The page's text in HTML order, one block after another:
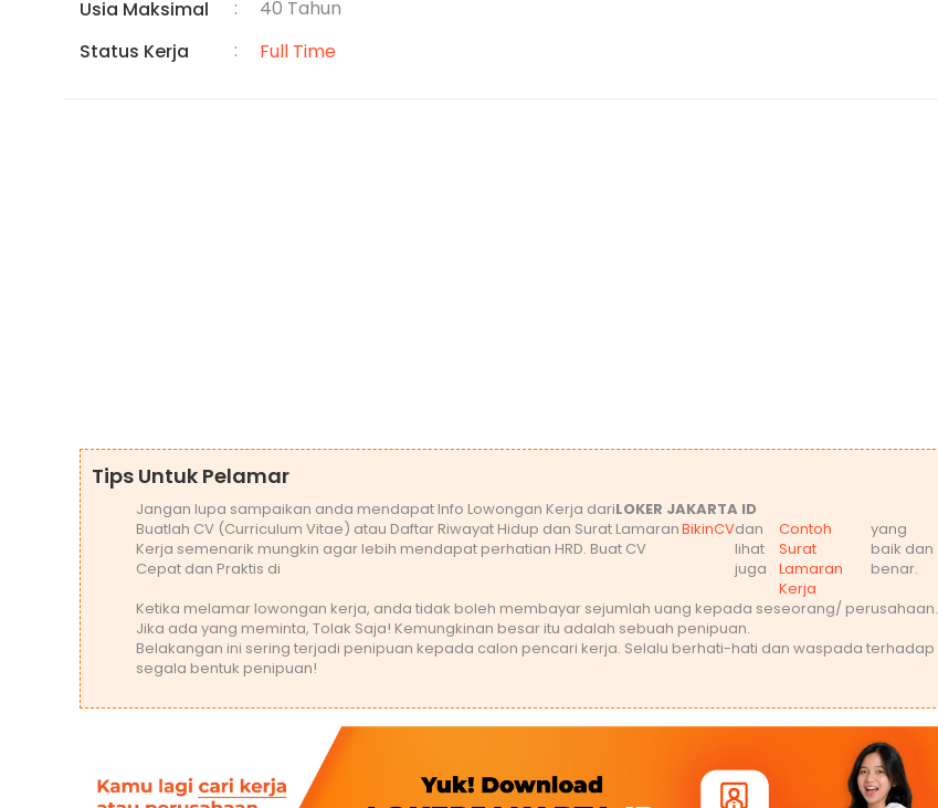
Usia Maksimal :
40 Tahun
Status Kerja
: Full Time
Tips Untuk Pelamar
Jangan lupa sampaikan anda mendapat Info Lowongan Kerja dariLOKER JAKARTA ID
Buatlah CV (Curriculum Vitae) atau Daftar Riwayat Hidup dan Surat Lamaran
Kerja semenarik mungkin agar lebih mendapat perhatian HRD. Buat CV
Cepat dan Praktis di
BikinCVdan
lihat
juga
Contoh
Surat
Lamaran
Kerja
yang
baik dan
benar.
Ketika melamar lowongan kerja, anda tidak boleh membayar sejumlah uang kepada seseorang/ perusahaan.
Jika ada yang meminta, Tolak Saja! Kemungkinan besar itu adalah sebuah penipuan.
Belakangan ini sering terjadi penipuan kepada calon pencari kerja. Selalu berhati-hati dan waspada terhadap
segala bentuk penipuan!